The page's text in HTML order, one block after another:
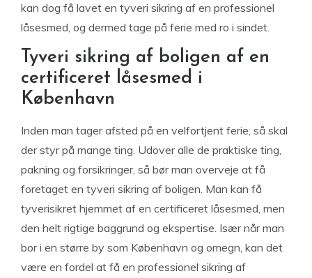
kan dog få lavet en tyveri sikring af en professionel
låsesmed, og dermed tage på ferie med ro i sindet.
Tyveri sikring af boligen af en
certificeret låsesmed i
København
Inden man tager afsted på en velfortjent ferie, så skal
der styr på mange ting. Udover alle de praktiske ting,
pakning og forsikringer, så bør man overveje at få
foretaget en tyveri sikring af boligen. Man kan få
tyverisikret hjemmet af en certificeret låsesmed, men
den helt rigtige baggrund og ekspertise. Især når man
bor i en større by som København og omegn, kan det
være en fordel at få en professionel sikring af